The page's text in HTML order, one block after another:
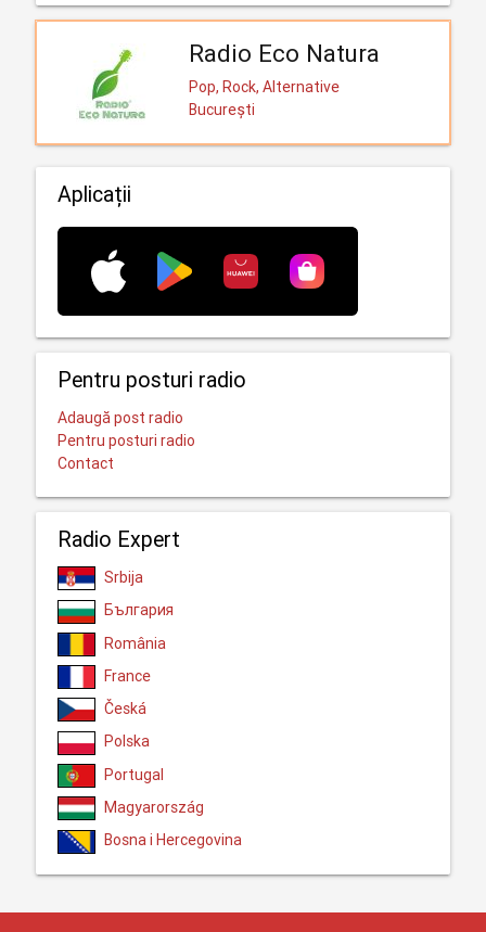
Radio Eco Natura
Pop, Rock, Alternative
București
Aplicații
Pentru posturi radio
Adaugă post radio
Pentru posturi radio
Contact
Radio Expert
Srbija
България
România
France
Česká
Polska
Portugal
Magyarország
Bosna i Hercegovina